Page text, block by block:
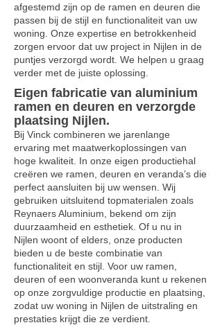
afgestemd zijn op de ramen en deuren die
passen bij de stijl en functionaliteit van uw
woning. Onze expertise en betrokkenheid
zorgen ervoor dat uw project in Nijlen in de
puntjes verzorgd wordt. We helpen u graag
verder met de juiste oplossing.
Eigen fabricatie van aluminium
ramen en deuren en verzorgde
plaatsing Nijlen.
Bij Vinck combineren we jarenlange
ervaring met maatwerkoplossingen van
hoge kwaliteit. In onze eigen productiehal
creëren we ramen, deuren en veranda’s die
perfect aansluiten bij uw wensen. Wij
gebruiken uitsluitend topmaterialen zoals
Reynaers Aluminium, bekend om zijn
duurzaamheid en esthetiek. Of u nu in
Nijlen woont of elders, onze producten
bieden u de beste combinatie van
functionaliteit en stijl. Voor uw ramen,
deuren of een woonveranda kunt u rekenen
op onze zorgvuldige productie en plaatsing,
zodat uw woning in Nijlen de uitstraling en
prestaties krijgt die ze verdient.